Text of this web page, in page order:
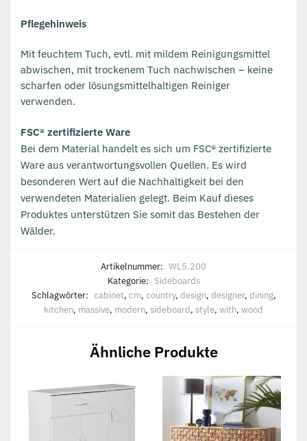
Pflegehinweis
Mit feuchtem Tuch, evtl. mit mildem Reinigungsmittel
abwischen, mit trockenem Tuch nachwischen – keine
scharfen oder lösungsmittelhaltigen Reiniger
verwenden.
FSC® zertifizierte Ware
Bei dem Material handelt es sich um FSC® zertifizierte
Ware aus verantwortungsvollen Quellen. Es wird
besonderen Wert auf die Nachhaltigkeit bei den
verwendeten Materialien gelegt. Beim Kauf dieses
Produktes unterstützen Sie somit das Bestehen der
Wälder.
Artikelnummer: WL5.200
Kategorie: Sideboards
Schlagwörter: cabinet, cm, country, design, designer, dining,
kitchen, massive, modern, sideboard, style, with, wood
Ähnliche Produkte